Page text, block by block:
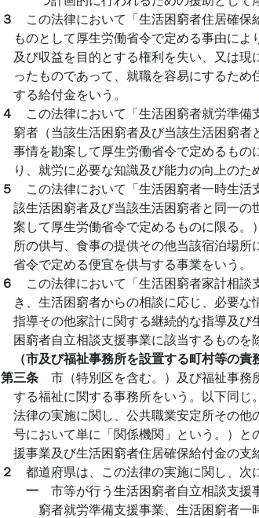
３ この法律において「生活困窮者住居確
ものとして厚生労働省令で定める事由に
及び収益を目的とする権利を失い、又は
ったものであって、就職を容易にするた
する給付金をいう。
４ この法律において「生活困窮者就労準
窮者（当該生活困窮者及び当該生活困窮
事情を勘案して厚生労働省令で定めるも
り、就労に必要な知識及び能力の向上のた
５ この法律において「生活困窮者一時生
該生活困窮者及び当該生活困窮者と同一
案して厚生労働省令で定めるものに限る
所の供与、食事の提供その他当該宿泊場
省令で定める便宜を供与する事業をいう。
６ この法律において「生活困窮者家計相
き、生活困窮者からの相談に応じ、必要
指導その他家計に関する継続的な指導及
困窮者自立相談支援事業に該当するものを
（市及び福祉事務所を設置する町村等の責
第三条 市（特別区を含む。）及び福祉事
する福祉に関する事務所をいう。以下同
法律の実施に関し、公共職業安定所その
号において単に「関係機関」という。）
援事業及び生活困窮者住居確保給付金の支
２ 都道府県は、この法律の実施に関し、次
一 市等が行う生活困窮者自立相談支
窮者就労準備支援事業、生活困窮者